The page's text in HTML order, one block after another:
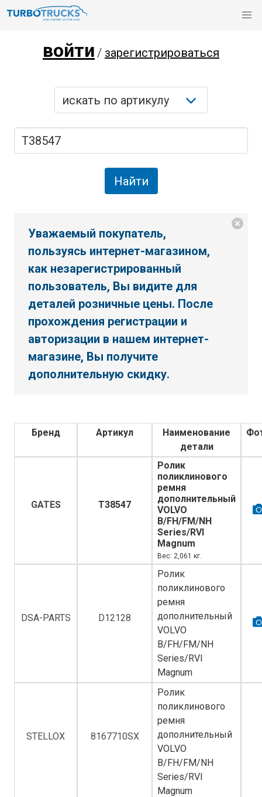
войти / зарегистрироваться
Уважаемый покупатель,
пользуясь интернет-магазином,
как незарегистрированный
пользователь, Вы видите для
деталей розничные цены. После
прохождения регистрации и
авторизации в нашем интернет-
магазине, Вы получите
дополнительную скидку.
Бренд Артикул
Наименование
детали
GATES T38547
Ролик
поликлинового
ремня
дополнительный
VOLVO
B/FH/FM/NH
Series/RVI
Magnum
Вес: 2,061 кг.
DSA-PARTS D12128
Ролик
поликлинового
ремня
дополнительный
VOLVO
B/FH/FM/NH
Series/RVI
Magnum
STELLOX 8167710SX
Ролик
поликлинового
ремня
дополнительный
VOLVO
B/FH/FM/NH
Series/RVI
Magnum